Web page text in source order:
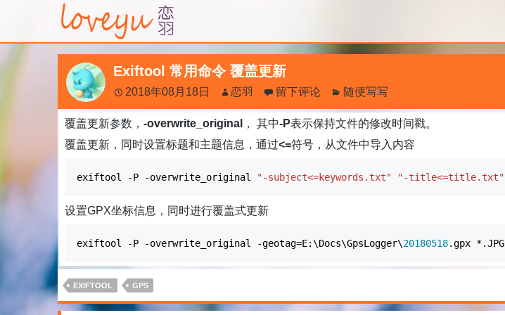
Exiftool 常用命令 覆盖更新
2018年08月18日 恋羽 留下评论 随便写写
覆盖更新参数， -overwrite_original ， 其中-P表示保持文件的修改时间戳。
覆盖更新，同时设置标题和主题信息，通过<=符号，从文件中导入内容
exiftool -P -overwrite_original "-subject<=keywords.txt" "-title<=title.txt"
设置GPX坐标信息，同时进行覆盖式更新
exiftool -P -overwrite_original -geotag=E:\Docs\GpsLogger\20180518.gpx *.JPG
EXIFTOOL GPS